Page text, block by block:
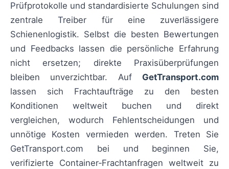
Prüfprotokolle und standardisierte Schulungen sind
zentrale Treiber für eine zuverlässigere
Schienenlogistik. Selbst die besten Bewertungen
und Feedbacks lassen die persönliche Erfahrung
nicht ersetzen; direkte Praxisüberprüfungen
bleiben unverzichtbar. Auf GetTransport.com
lassen sich Frachtaufträge zu den besten
Konditionen weltweit buchen und direkt
vergleichen, wodurch Fehlentscheidungen und
unnötige Kosten vermieden werden. Treten Sie
GetTransport.com bei und beginnen Sie,
verifizierte Container‑Frachtanfragen weltweit zu